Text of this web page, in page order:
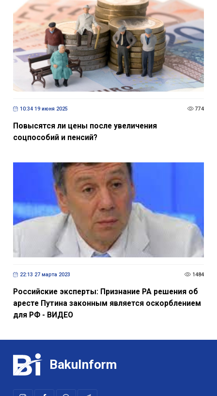
10:34 19 июня 2025 774
Повысятся ли цены после увеличения
соцпособий и пенсий?
22:13 27 марта 2023 1484
Российские эксперты: Признание РА решения об
аресте Путина законным является оскорблением
для РФ - ВИДEО
BakuInform